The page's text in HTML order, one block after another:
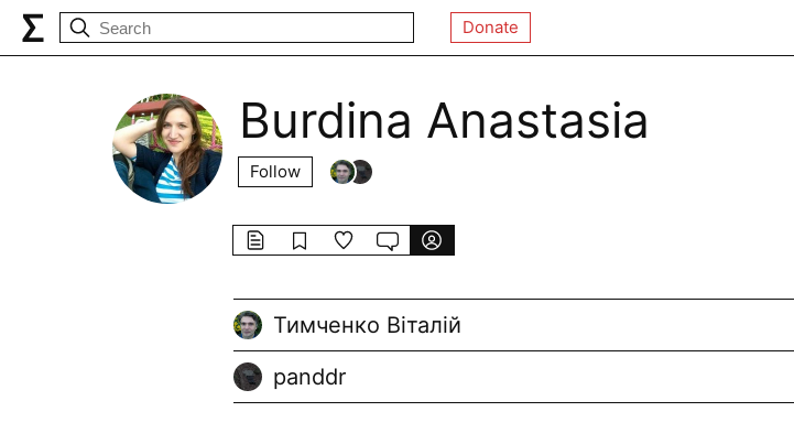
Donate
Burdina Anastasia
Follow
Тимченко Віталій
panddr